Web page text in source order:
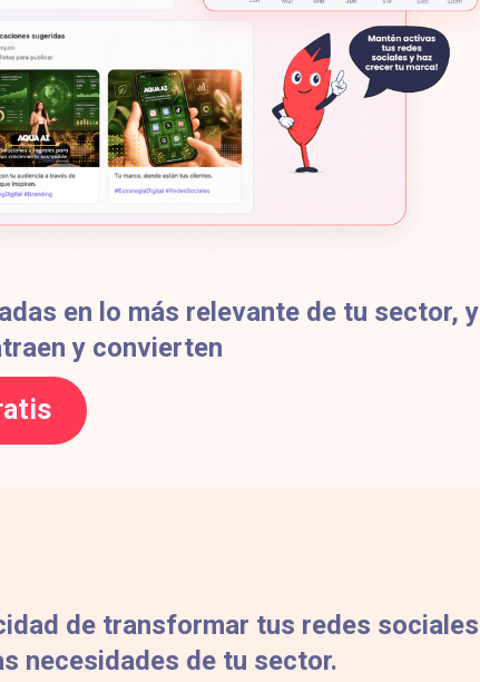
en lo más relevante de tu sector, y
y convierten
de transformar tus redes sociales
necesidades de tu sector.